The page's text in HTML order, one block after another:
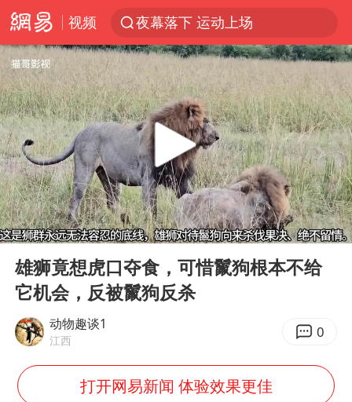
视频
夜幕落下 运动上场
泸溪河：桃酥吃出金属牙冠视频不实
美国将对多晶硅衍生品加征15%关税
四川宜宾市发生5.0级左右地震
改名后的“青海拉面”店
泰国校园枪击案死亡人数升至7人
1岁宝宝碰坏纸巾盒 宝妈被索赔924元
泰高官回应中国人在泰遭歧视：全面调查
女子开一天一夜空调后二氧化碳中毒
“空调24小时开着更省电”不实
Play
00:00 03:37
雄狮竟想虎口夺食，可惜鬣狗根本不给
它机会，反被鬣狗反杀
动物趣谈1
江西 0
打开网易新闻 体验效果更佳